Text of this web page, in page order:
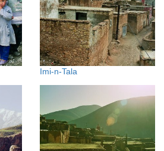
Imi-n-Tala